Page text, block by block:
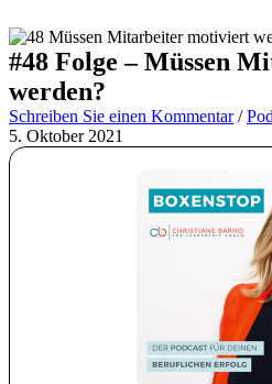
#48 Folge – Müssen
werden?
Schreiben Sie einen Kommentar /
5. Oktober 2021